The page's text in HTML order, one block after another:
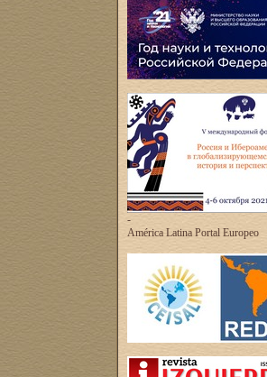
-
América Latina Portal Europeo